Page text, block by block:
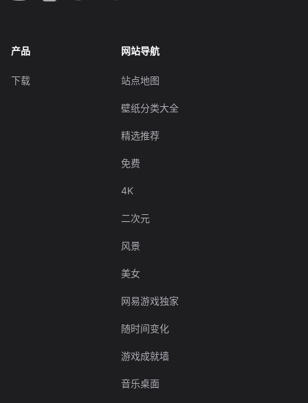
产品
下载
网站导航
站点地图
壁纸分类大全
精选推荐
免费
4K
二次元
风景
美女
网易游戏独家
随时间变化
游戏成就墙
音乐桌面